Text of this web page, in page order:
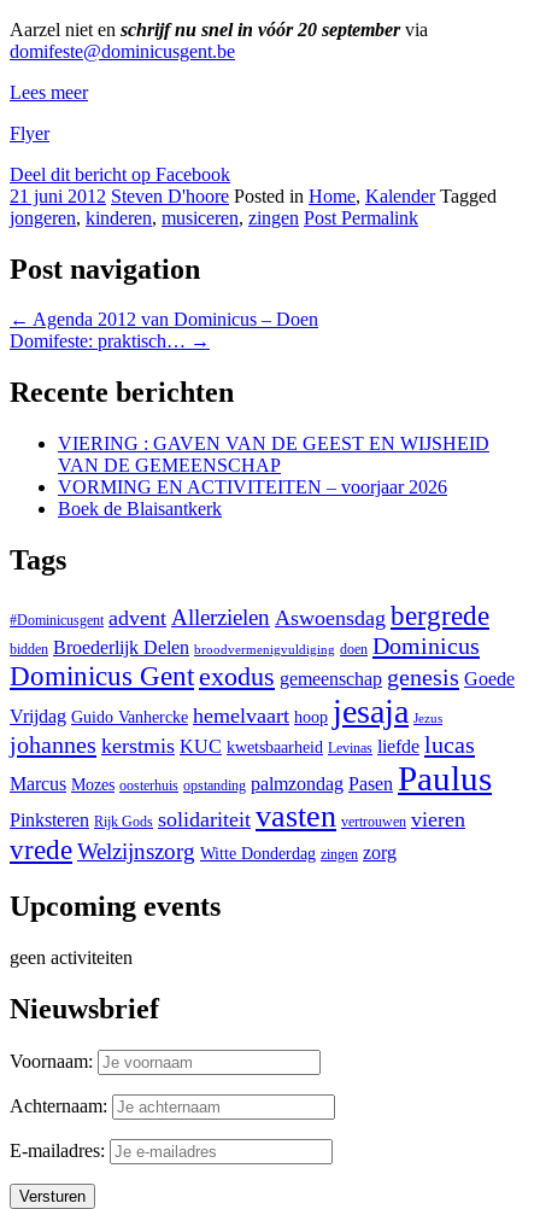
Aarzel niet en schrijf nu snel in vóór 20 septembervia
domifeste@dominicusgent.be
Lees meer
Flyer
Deel dit bericht op Facebook
21 juni 2012 Steven D'hoore Posted in Home, Kalender Tagged
jongeren, kinderen, musiceren, zingen Post Permalink
Post navigation
← Agenda 2012 van Dominicus – Doen
Domifeste: praktisch… →
Recente berichten
VIERING : GAVEN VAN DE GEEST EN WIJSHEID
VAN DE GEMEENSCHAP
VORMING EN ACTIVITEITEN – voorjaar 2026
Boek de Blaisantkerk
Tags
#Dominicusgent advent Allerzielen Aswoensdag bergrede
bidden Broederlijk Delen broodvermenigvuldiging doen Dominicus
Dominicus Gentexodus gemeenschap genesis Goede
Vrijdag Guido Vanhercke hemelvaart hoop jesaja Jezus
johannes kerstmis KUC kwetsbaarheid Levinas liefde lucas
Marcus Mozes oosterhuis opstanding palmzondag Pasen Paulus
Pinksteren Rijk Gods solidariteit vasten vertrouwen vieren
vredeWelzijnszorg Witte Donderdag zingen zorg
Upcoming events
geen activiteiten
Nieuwsbrief
Voornaam:
Achternaam:
E-mailadres: